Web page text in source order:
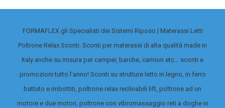
FORMAFLEX gli Specialisti dei Sistemi Riposo | Materassi Letti
Poltrone Relax Sconti. Sconti per materassi di alta qualità made in
Italy anche su misura per camper, barche, camion etc... sconti e
promozioni tutto l'anno! Sconti su strutture letto in legno, in ferro
battuto e imbottiti, poltrone relax reclinabili lift, poltrone ad un
motore e due motori, poltrone con vibromassaggio reti a doghe in